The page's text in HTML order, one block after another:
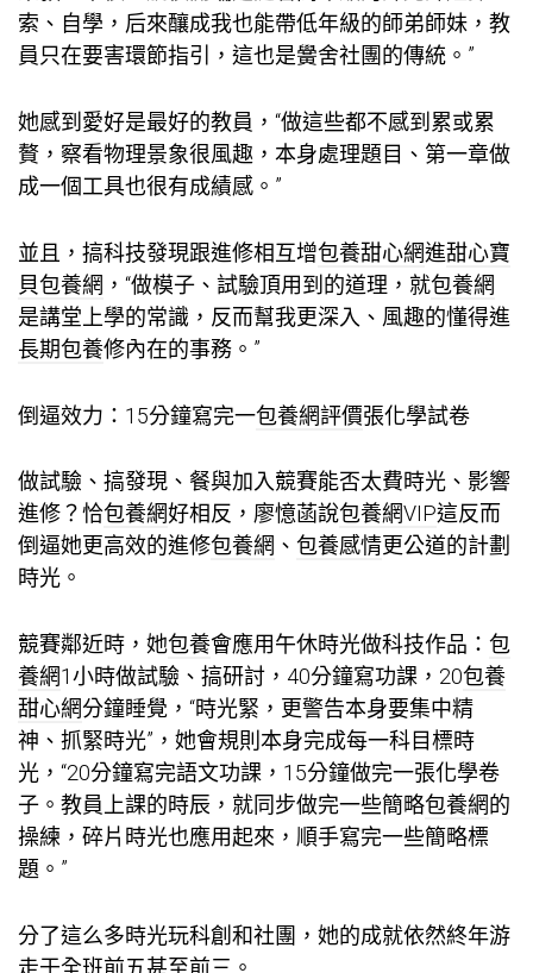
索、自學，后來釀成我也能帶低年級的師弟師妹，教
員只在要害環節指引，這也是黌舍社團的傳統。”
她感到愛好是最好的教員，“做這些都不感到累或累
贅，察看物理景象很風趣，本身處理題目、第一章做
成一個工具也很有成績感。”
並且，搞科技發現跟進修相互增包養甜心網進甜心寶
貝包養網 ，“做模子、試驗頂用到的道理，就包養網
是講堂上學的常識，反而幫我更深入、風趣的懂得進
長期包養修內在的事務。”
倒逼效力：15分鐘寫完一包養網評價張化學試卷
做試驗、搞發現、餐與加入競賽能否太費時光、影響
進修？恰包養網好相反，廖憶菡說包養網VIP這反而
倒逼她更高效的進修包養網 、 包養感情更公道的計劃
時光。
競賽鄰近時，她包養會應用午休時光做科技作品： 包
養網1小時做試驗、搞研討，40分鐘寫功課，20包養
甜心網分鐘睡覺，“時光緊，更警告本身要集中精
神、抓緊時光”，她會規則本身完成每一科目標時
光，“20分鐘寫完語文功課，15分鐘做完一張化學卷
子。教員上課的時辰，就同步做完一些簡略包養網的
操練，碎片時光也應用起來，順手寫完一些簡略標
題。”
分了這么多時光玩科創和社團，她的成就依然終年游
走于全班前五甚至前三。